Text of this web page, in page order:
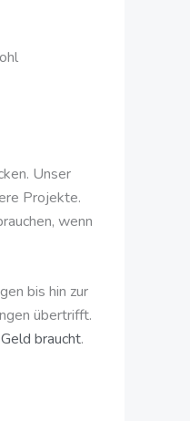
Unser
Projekte.
wenn
bis hin zur
übertrifft.
braucht.